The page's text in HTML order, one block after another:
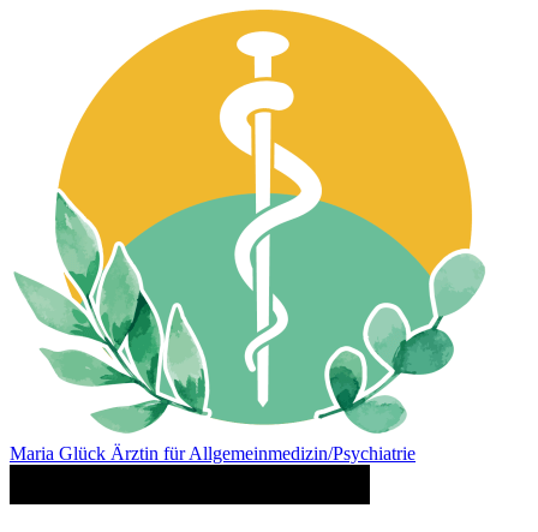
Maria Glück Ärztin für Allgemeinmedizin/Psychiatrie